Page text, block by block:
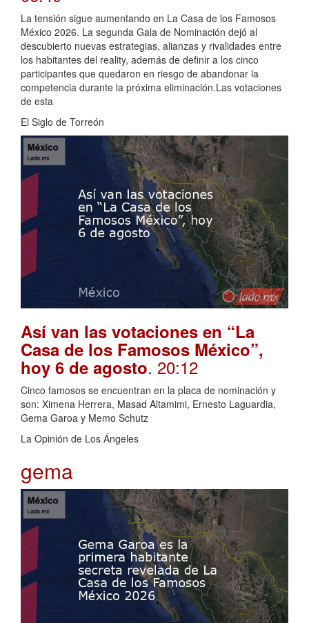
La tensión sigue aumentando en La Casa de los Famosos
México 2026. La segunda Gala de Nominación dejó al
descubierto nuevas estrategias, alianzas y rivalidades entre
los habitantes del reality, además de definir a los cinco
participantes que quedaron en riesgo de abandonar la
competencia durante la próxima eliminación.Las votaciones
de esta
El Siglo de Torreón
Así van las votaciones en “La
Casa de los Famosos México”,
hoy 6 de agosto. 20:12
Cinco famosos se encuentran en la placa de nominación y
son: Ximena Herrera, Masad Altamimi, Ernesto Laguardia,
Gema Garoa y Memo Schutz
La Opinión de Los Ángeles
gema